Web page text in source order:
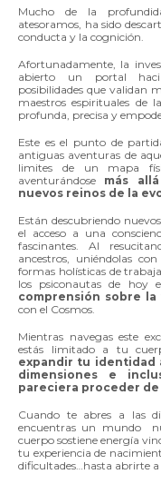
Mucho de la
atesoramos, ha sido
conducta y la cognición.
Afortunadamente, la
abierto un portal
posibilidades que validan
maestros espirituales
profunda, precisa y
Este es el punto de
antiguas aventuras de
limites de un mapa
aventurándose más
nuevos reinos de la
Están descubriendo
el acceso a una
fascinantes. Al
ancestros, uniéndolas
formas holísticas de
los psiconautas de hoy
comprensión sobre la
con el Cosmos.
Mientras navegas este
estás limitado a tu
expandir tu identidad
dimensiones e
pareciera proceder de
Cuando te abres a las
encuentras un mundo
cuerpo sostiene energía
tu experiencia de
dificultades…hasta abrirte